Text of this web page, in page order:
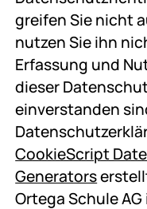
greifen Sie nicht
nutzen Sie ihn
Erfassung und
dieser
einverstanden
CookieScript
Generators
Ortega Schule